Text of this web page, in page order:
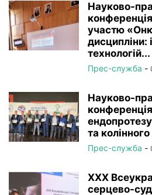
Науково-
участю
дисципліни:
технологій...
Прес-служба -
Науково-
та
Прес-служба -
XXX
серцево-